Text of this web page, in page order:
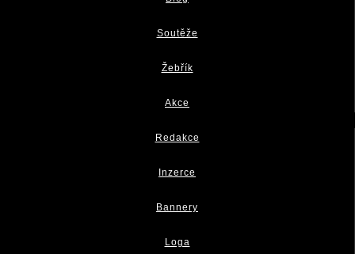
Soutěže
Žebřík
Akce
Redakce
Inzerce
Bannery
Loga